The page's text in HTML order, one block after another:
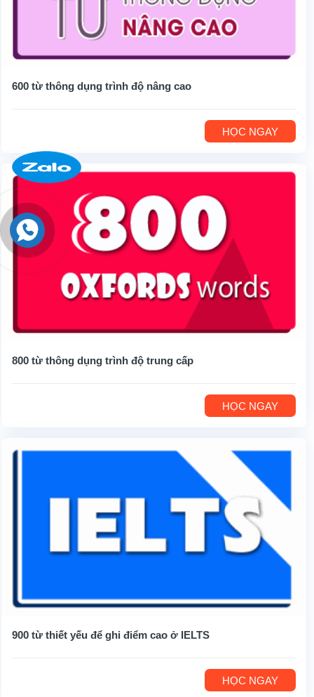
600 từ thông dụng trình độ nâng cao
HỌC NGAY
800 từ thông dụng trình độ trung cấp
HỌC NGAY
900 từ thiết yếu để ghi điểm cao ở IELTS
HỌC NGAY